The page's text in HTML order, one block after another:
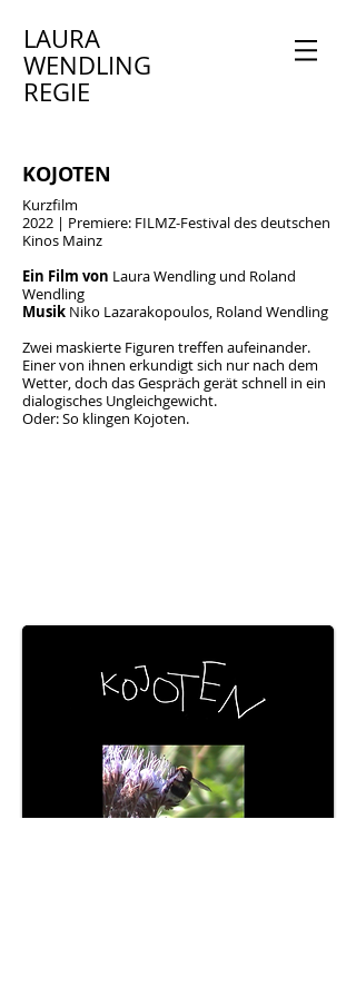
LAURA
WENDLING
REGIE
KOJOTEN
Kurzfilm
2022 | Premiere: FILMZ-Festival des deutschen
Kinos Mainz
Ein Film von Laura Wendling und Roland
Wendling
Musik Niko Lazarakopoulos, Roland Wendling
Zwei maskierte Figuren treffen aufeinander.
Einer von ihnen erkundigt sich nur nach dem
Wetter, doch das Gespräch gerät schnell in ein
dialogisches Ungleichgewicht.
Oder: So klingen Kojoten.